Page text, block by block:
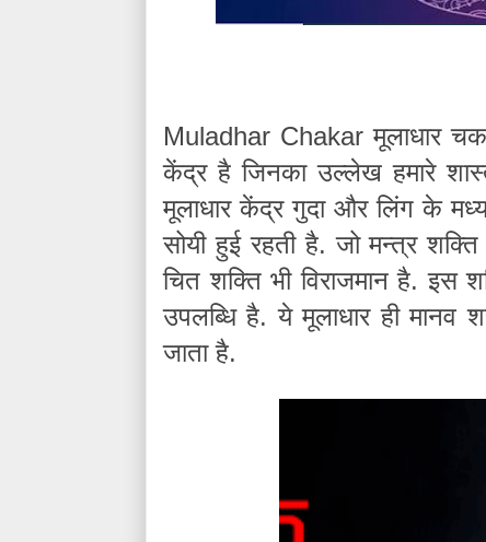
Muladhar Chakarमूलाधार
केंद्र है जिनका उल्लेख हमारे
मूलाधार केंद्र गुदा और लिंग के
सोयी हुई रहती है. जो मन्त्र
चित शक्ति भी विराजमान है. इस
उपलब्धि है. ये मूलाधार ही मानव
जाता है.